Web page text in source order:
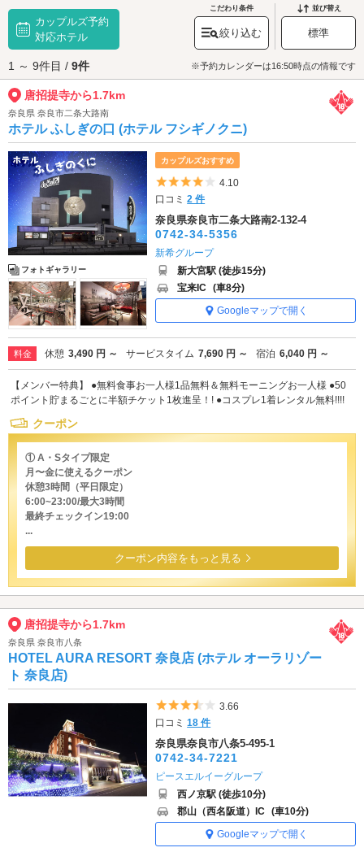
「金堂」は見応えがあります。堂内には本尊・盧舎那仏坐像、薬師如来立
像、千手観音立像の3体の巨像が安置されており、参拝者を温かく見守って
います。苔が青々と茂る境内を歩きながら、四季折々の景観をお楽しみく
ださい。
唐招提寺へは、奈良エリアのラブホテルからもアクセスが便利です。
カップルズ予約
対応ホテル
こだわり条件
絞り込む
並び替え
標準
1 ～ 9件目 / 9件 ※予約カレンダーは16:50時点の情報です
唐招提寺から1.7km
奈良県 奈良市二条大路南
ホテル ふしぎの口 (ホテル フシギノクニ)
フォトギャラリー
カップルズおすすめ
5つ星のうち4
4.10
口コミ2 件
奈良県奈良市二条大路南2-132-4
0742-34-5356
新希グループ
新大宮駅 (徒歩15分)
宝来IC (車8分)
Googleマップで開く
料金 休憩 3,490 円 ～ サービスタイム 7,690 円 ～ 宿泊 6,040 円 ～
【メンバー特典】 ●無料食事お一人様1品無料＆無料モーニングお一人様 ●50
ポイント貯まるごとに半額チケット1枚進呈！! ●コスプレ1着レンタル無料!!!!
クーポン
① A・Sタイプ限定
月〜金に使えるクーポン
休憩3時間（平日限定）
6:00~23:00/最大3時間
最終チェックイン19:00
...
クーポン内容をもっと見る
唐招提寺から1.7km
奈良県 奈良市八条
HOTEL AURA RESORT 奈良店 (ホテル オーラリゾー
ト 奈良店)
5つ星のうち3.5
3.66
口コミ18 件
奈良県奈良市八条5-495-1
0742-34-7221
ピースエルイーグループ
西ノ京駅 (徒歩10分)
郡山（西名阪道）IC (車10分)
Googleマップで開く